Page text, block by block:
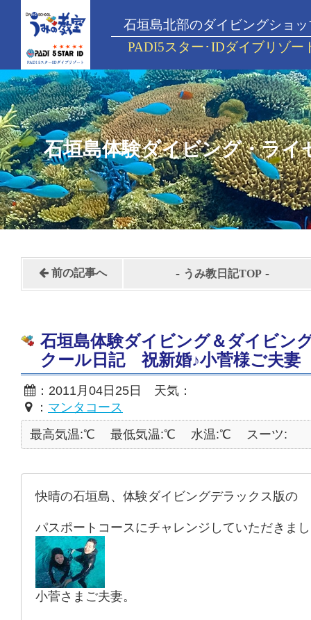
石垣島北部のダイビングショッ
PADI5スター･IDダイブリゾー
石垣島体験ダイビング・ライ
前の記事へ - うみ教日記TOP -
石垣島体験ダイビング＆ダイビン
クール日記 祝新婚♪小菅様ご夫妻
：2011月04日25日 天気：
： マンタコース
最高気温:℃
最低気温:℃ 水温:℃ スーツ:
快晴の石垣島、体験ダイビングデラックス版の
パスポートコースにチャレンジしていただきま
小菅さまご夫妻。